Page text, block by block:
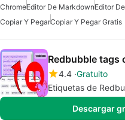
ChromeEditor De MarkdownEditor
Copiar Y PegarCopiar Y Pegar Gratis
Redbubble tags
4.4 Gratuito
Etiquetas de
Descargar